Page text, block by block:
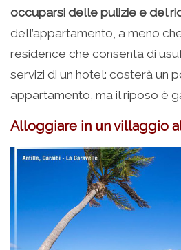
occuparsi delle pulizie e del
dell’appartamento, a meno
residence che consenta di
servizi di un hotel: costerà un
appartamento, ma il riposo è
Alloggiare in un villaggio